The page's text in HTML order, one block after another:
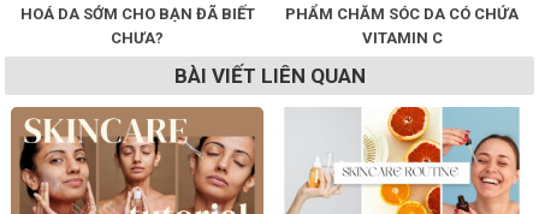
HOÁ DA SỚM CHO BẠN ĐÃ BIẾT
CHƯA?
PHẨM CHĂM SÓC DA CÓ CHỨA
VITAMIN C
BÀI VIẾT LIÊN QUAN